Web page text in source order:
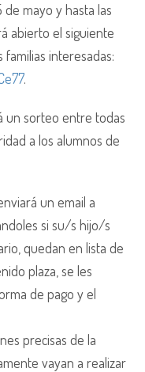
de mayo y hasta las
abierto el siguiente
interesadas:
.
un sorteo entre todas
a los alumnos de
un email a
si su/s hijo/s
quedan en lista de
plaza, se les
de pago y el
precisas de la
vayan a realizar